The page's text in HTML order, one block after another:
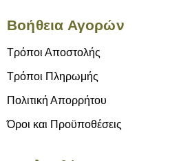
Βοήθεια Αγορών
Τρόποι Αποστολής
Τρόποι Πληρωμής
Πολιτική Απορρήτου
Όροι και Προϋποθέσεις